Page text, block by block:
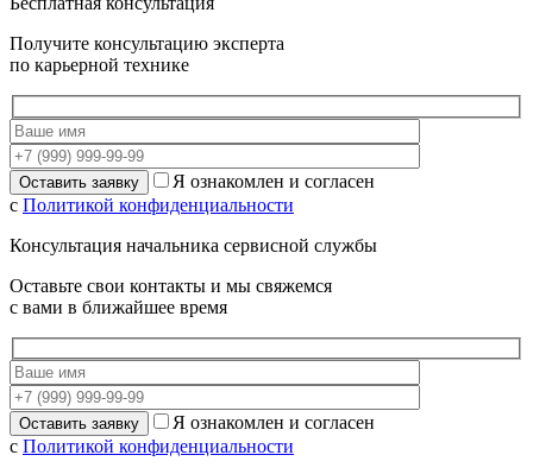
Получите консультацию эксперта
по карьерной технике
Я ознакомлен и согласен
с Политикой конфиденциальности
Консультация начальника сервисной службы
Оставьте свои контакты и мы свяжемся
с вами в ближайшее время
Я ознакомлен и согласен
с Политикой конфиденциальности